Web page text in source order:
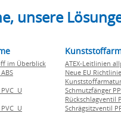
unsere
im Überblick
U
U
ATEX-Leitlinien
Neue EU
Schmutzfänger
Rückschlagventil
Schrägsitzventil